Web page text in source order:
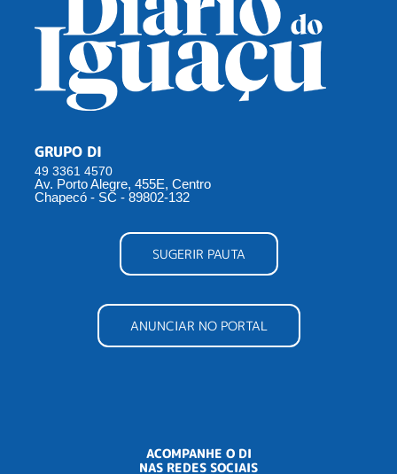
GRUPO DI
49 3361 4570
Av. Porto Alegre, 455E, Centro
Chapecó - SC - 89802-132
SUGERIR PAUTA
ANUNCIAR NO PORTAL
ACOMPANHE O DI
NAS REDES SOCIAIS